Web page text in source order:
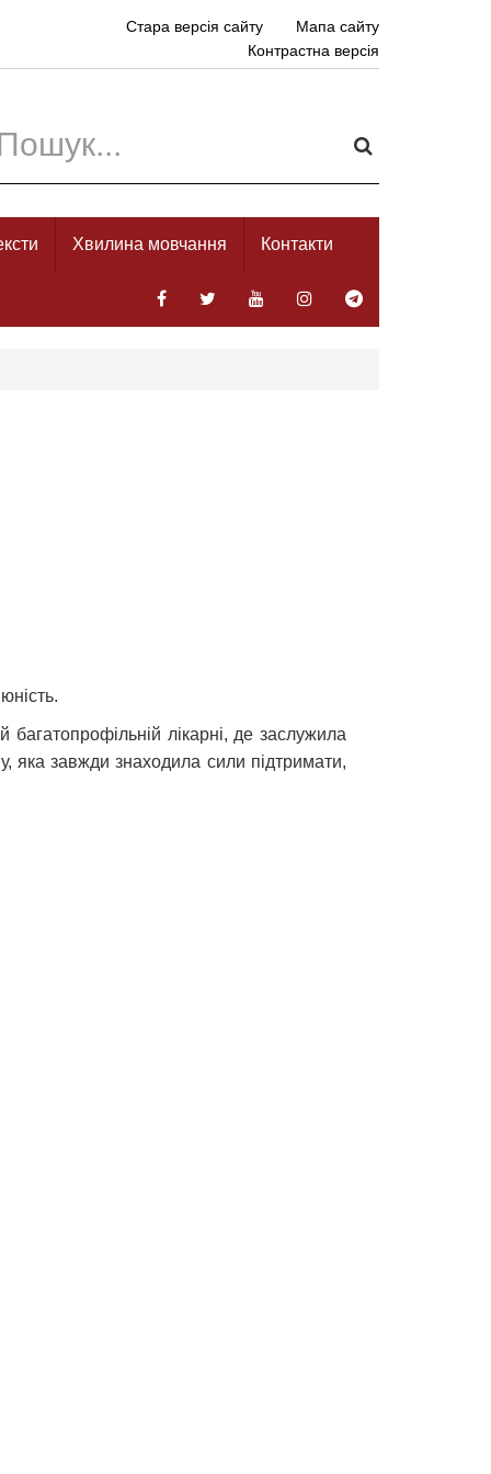
Стара версія сайту
Мапа сайту
Контрастна версія
Хвилина мовчання Контакти
лікарні, де заслужила
яка завжди знаходила сили підтримати,